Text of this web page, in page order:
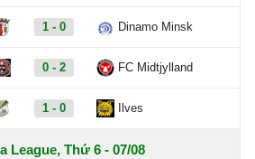
1 - 0 Dinamo Minsk
0 - 2 FC Midtjylland
1 - 0 Ilves
League, Thứ 6 - 07/08